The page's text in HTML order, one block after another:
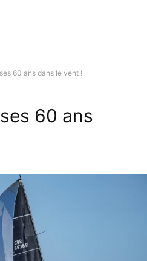
60 ans dans le vent !
60 ans